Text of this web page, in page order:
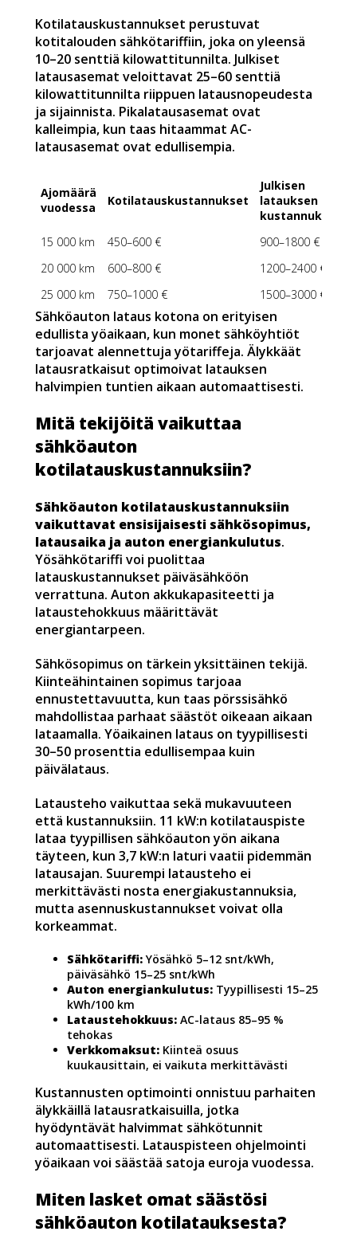
Kotilatauskustannukset perustuvat
kotitalouden sähkötariffiin, joka on yleensä
10–20 senttiä kilowattitunnilta. Julkiset
latausasemat veloittavat 25–60 senttiä
kilowattitunnilta riippuen latausnopeudesta
ja sijainnista. Pikalatausasemat ovat
kalleimpia, kun taas hitaammat AC-
latausasemat ovat edullisempia.
Ajomäärä
vuodessa
Kotilatauskustannukset
Julkisen
latauksen
kustannukset
15 000 km 450–600 € 900–1800 €
20 000 km
600–800 € 1200–2400 €
25 000 km
750–1000 € 1500–3000 €
Sähköauton lataus kotona on erityisen
edullista yöaikaan, kun monet sähköyhtiöt
tarjoavat alennettuja yötariffeja. Älykkäät
latausratkaisut optimoivat latauksen
halvimpien tuntien aikaan automaattisesti.
Mitä tekijöitä vaikuttaa
sähköauton
kotilatauskustannuksiin?
Sähköauton kotilatauskustannuksiin
vaikuttavat ensisijaisesti sähkösopimus,
latausaika ja auton energiankulutus.
Yösähkötariffi voi puolittaa
latauskustannukset päiväsähköön
verrattuna. Auton akkukapasiteetti ja
lataustehokkuus määrittävät
energiantarpeen.
Sähkösopimus on tärkein yksittäinen tekijä.
Kiinteähintainen sopimus tarjoaa
ennustettavuutta, kun taas pörssisähkö
mahdollistaa parhaat säästöt oikeaan aikaan
lataamalla. Yöaikainen lataus on tyypillisesti
30–50 prosenttia edullisempaa kuin
päivälataus.
Latausteho vaikuttaa sekä mukavuuteen
että kustannuksiin. 11 kW:n kotilatauspiste
lataa tyypillisen sähköauton yön aikana
täyteen, kun 3,7 kW:n laturi vaatii pidemmän
latausajan. Suurempi latausteho ei
merkittävästi nosta energiakustannuksia,
mutta asennuskustannukset voivat olla
korkeammat.
Sähkötariffi:Yösähkö 5–12 snt/kWh,
päiväsähkö 15–25 snt/kWh
Auton energiankulutus: Tyypillisesti 15–25
kWh/100 km
Lataustehokkuus: AC-lataus 85–95 %
tehokas
Verkkomaksut: Kiinteä osuus
kuukausittain, ei vaikuta merkittävästi
Kustannusten optimointi onnistuu parhaiten
älykkäillä latausratkaisuilla, jotka
hyödyntävät halvimmat sähkötunnit
automaattisesti. Latauspisteen ohjelmointi
yöaikaan voi säästää satoja euroja vuodessa.
Miten lasket omat säästösi
sähköauton kotilatauksesta?